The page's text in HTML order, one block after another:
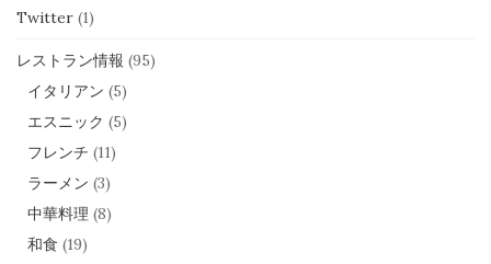
Twitter (1)
レストラン情報 (95)
イタリアン (5)
エスニック (5)
フレンチ (11)
ラーメン (3)
中華料理 (8)
和食 (19)